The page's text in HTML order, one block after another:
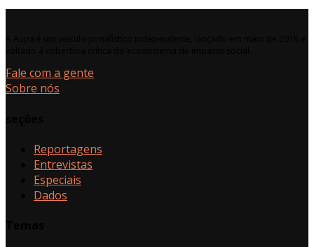
Fale com a gente
Sobre nós
Reportagens
Entrevistas
Especiais
Dados